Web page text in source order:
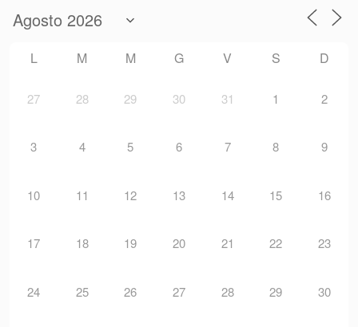
L M M G V S D
27 28 29 30 31 1 2
3 4 5 6 7 8 9
10 11 12 13 14 15 16
17 18 19 20 21 22 23
24 25 26 27 28 29 30